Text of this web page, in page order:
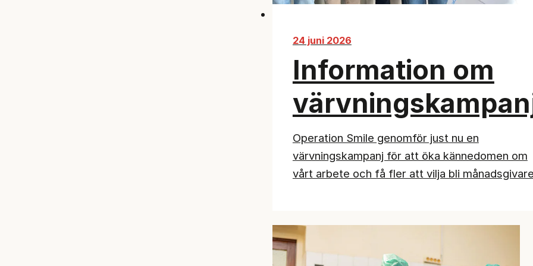
24 juni 2026
Information om
Operation Smile genomför just nu en
värvningskampanj för att öka kännedomen om
vårt arbete och få fler att vilja bli